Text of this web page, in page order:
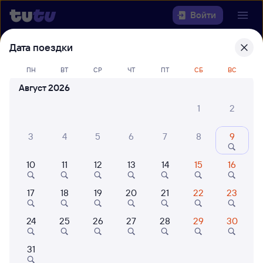
Войти
Выберите день, чтобы найти
билеты Богоявленск — Тихорецкая
Откуда
Кто едет
Найти поезда
Дата поездки
ПН ВТ СР ЧТ ПТ СБ ВС
Август 2026
1
2
3 4 5 6 7 8 9
10 11 12 13 14 15 16
17 18 19 20 21 22 23
24 25 26 27 28 29 30
31